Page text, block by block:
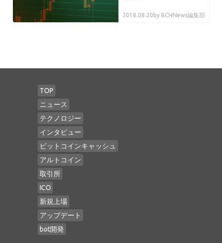
2018.08.20 by BCHNews編集部
TOP
ニュース
テクノロジー
インタビュー
ビットコインキャッシュ
アルトコイン
取引所
ICO
新規上場
アップデート
bot開発